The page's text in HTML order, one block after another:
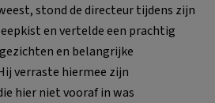
stond de directeur tijdens zijn
en vertelde een prachtig
en belangrijke
verraste hiermee zijn
hier niet vooraf in was